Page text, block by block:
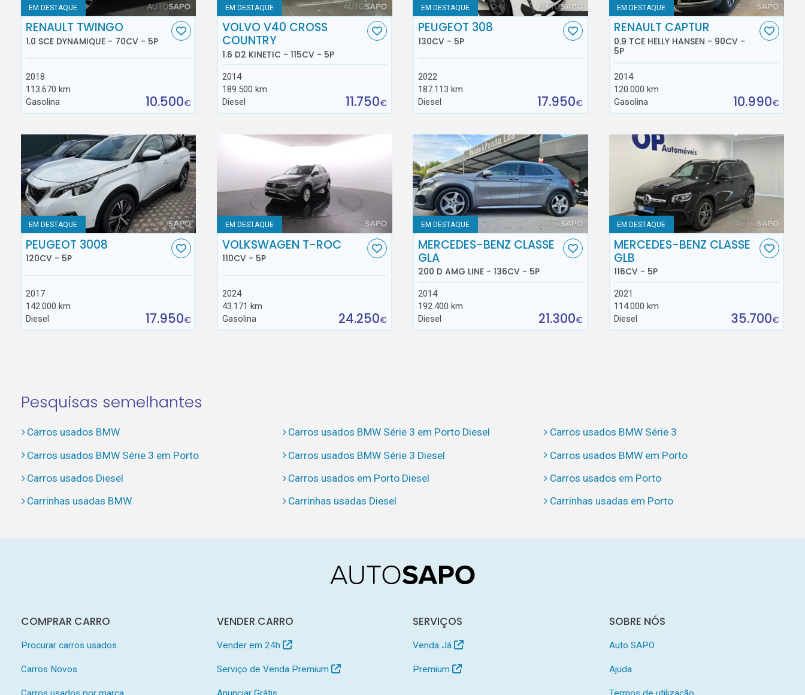
EM DESTAQUE
RENAULT TWINGO
1.0 SCE DYNAMIQUE - 70CV - 5P
2018
113.670 km
Gasolina
10.500€
EM DESTAQUE
VOLVO V40 CROSS
COUNTRY
1.6 D2 KINETIC - 115CV - 5P
2014
189.500 km
Diesel
11.750€
EM DESTAQUE
PEUGEOT 308
130CV - 5P
2022
187.113 km
Diesel
17.950€
EM DESTAQUE
RENAULT CAPTUR
0.9 TCE HELLY HANSEN - 90CV -
5P
2014
120.000 km
Gasolina
10.990€
EM DESTAQUE
PEUGEOT 3008
120CV - 5P
2017
142.000 km
Diesel
17.950€
EM DESTAQUE
VOLKSWAGEN T-ROC
110CV - 5P
2024
43.171 km
Gasolina
24.250€
EM DESTAQUE
MERCEDES-BENZ CLASSE
GLA
200 D AMG LINE - 136CV - 5P
2014
192.400 km
Diesel
21.300€
EM DESTAQUE
MERCEDES-BENZ CLASSE
GLB
116CV - 5P
2021
114.000 km
Diesel
35.700€
Pesquisas semelhantes
Carros usados BMW Carros usados BMW Série 3 em Porto Diesel
Carros usados BMW Série 3
Carros usados BMW Série 3 em Porto
Carros usados BMW Série 3 Diesel
Carros usados BMW em Porto
Carros usados Diesel
Carros usados em Porto Diesel
Carros usados em Porto
Carrinhas usadas BMW
Carrinhas usadas Diesel Carrinhas usadas em Porto
COMPRAR CARRO
Procurar carros usados
Carros Novos
VENDER CARRO
Vender em 24h
Serviço de Venda Premium
SERVIÇOS
Venda Já
Premium
SOBRE NÓS
Auto SAPO
Ajuda